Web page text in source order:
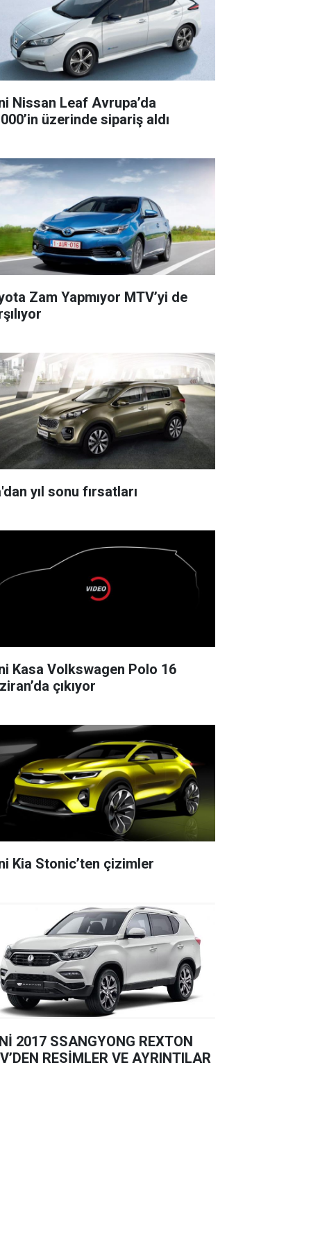
Nissan Leaf Avrupa’da
üzerinde sipariş aldı
Zam Yapmıyor MTV’yi de
yıl sonu fırsatları
Kasa Volkswagen Polo 16
çıkıyor
Kia Stonic’ten çizimler
2017 SSANGYONG REXTON
RESİMLER VE AYRINTILAR